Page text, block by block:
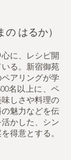
に、レシピ開
る。新宿御苑
アリングが学
名以上に、ペ
しさや料理の
魅力などを伝
かした、シン
得意とする。
はるか）